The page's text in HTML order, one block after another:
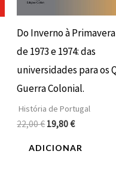
Do Inverno à
de 1973 e 1974: das
universidades para os
Guerra Colonial.
História de Portugal
22,00€19,80€
ADICIONAR